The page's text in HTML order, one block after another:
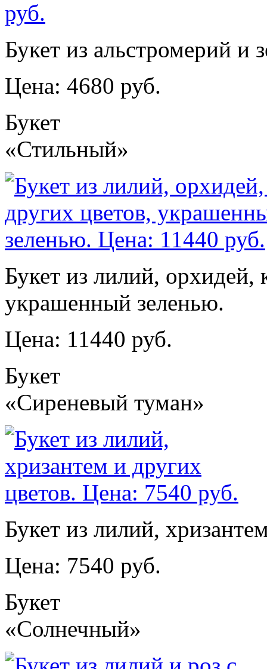
Букет из альстромерий и
Цена: 4680 руб.
Букет
«Стильный»
Букет из лилий, орхидей,
украшенный зеленью.
Цена: 11440 руб.
Букет
«Сиреневый туман»
Букет из лилий,
Цена: 7540 руб.
Букет
«Солнечный»